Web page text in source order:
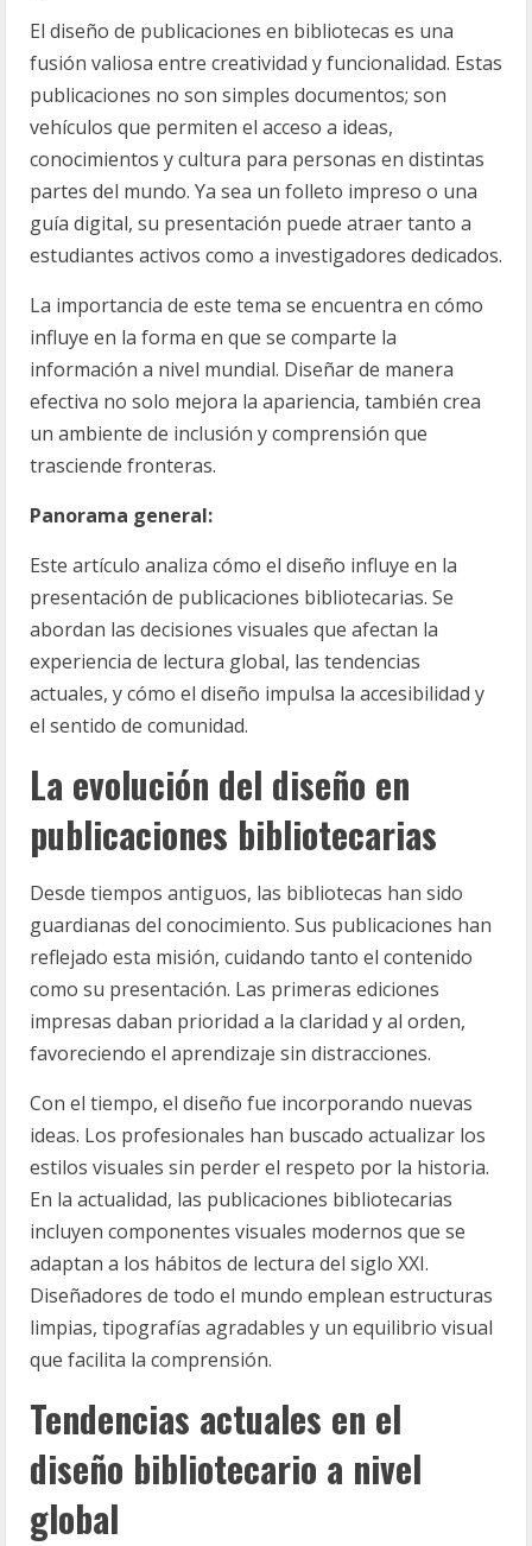
El diseño de publicaciones en bibliotecas es una
fusión valiosa entre creatividad y funcionalidad. Estas
publicaciones no son simples documentos; son
vehículos que permiten el acceso a ideas,
conocimientos y cultura para personas en distintas
partes del mundo. Ya sea un folleto impreso o una
guía digital, su presentación puede atraer tanto a
estudiantes activos como a investigadores dedicados.
La importancia de este tema se encuentra en cómo
influye en la forma en que se comparte la
información a nivel mundial. Diseñar de manera
efectiva no solo mejora la apariencia, también crea
un ambiente de inclusión y comprensión que
trasciende fronteras.
Panorama general:
Este artículo analiza cómo el diseño influye en la
presentación de publicaciones bibliotecarias. Se
abordan las decisiones visuales que afectan la
experiencia de lectura global, las tendencias
actuales, y cómo el diseño impulsa la accesibilidad y
el sentido de comunidad.
La evolución del diseño en
publicaciones bibliotecarias
Desde tiempos antiguos, las bibliotecas han sido
guardianas del conocimiento. Sus publicaciones han
reflejado esta misión, cuidando tanto el contenido
como su presentación. Las primeras ediciones
impresas daban prioridad a la claridad y al orden,
favoreciendo el aprendizaje sin distracciones.
Con el tiempo, el diseño fue incorporando nuevas
ideas. Los profesionales han buscado actualizar los
estilos visuales sin perder el respeto por la historia.
En la actualidad, las publicaciones bibliotecarias
incluyen componentes visuales modernos que se
adaptan a los hábitos de lectura del siglo XXI.
Diseñadores de todo el mundo emplean estructuras
limpias, tipografías agradables y un equilibrio visual
que facilita la comprensión.
Tendencias actuales en el
diseño bibliotecario a nivel
global